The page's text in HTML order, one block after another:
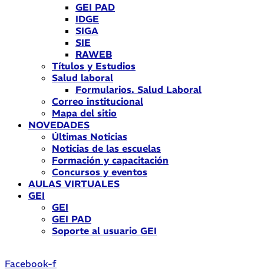
GEI PAD
IDGE
SIGA
SIE
RAWEB
Títulos y Estudios
Salud laboral
Formularios. Salud Laboral
Correo institucional
Mapa del sitio
NOVEDADES
Últimas Noticias
Noticias de las escuelas
Formación y capacitación
Concursos y eventos
AULAS VIRTUALES
GEI
GEI
GEI PAD
Soporte al usuario GEI
Facebook-f